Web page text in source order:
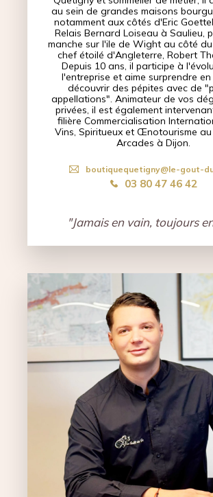
au sein de grandes maisons
notamment aux côtés d'Eric
Relais Bernard Loiseau à Saulieu,
manche sur l'ile de Wight au côté
chef étoilé d'Angleterre, Robert
Depuis 10 ans, il participe à
l'entreprise et aime surprendre
découvrir des pépites avec de
appellations". Animateur de vos
privées, il est également
filière Commercialisation
Vins, Spiritueux et Œnotourisme au
Arcades à Dijon.
boutiquequetigny@le-gout-
03 80 47 46 42
"Jamais en vain, toujours